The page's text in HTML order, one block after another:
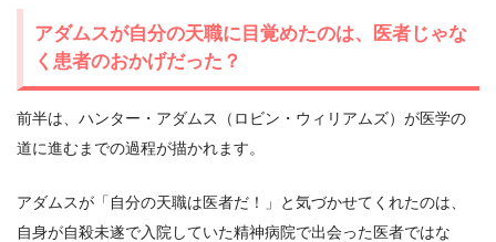
アダムスが自分の天職に目覚めたのは、医者じゃな
く患者のおかげだった？
前半は、ハンター・アダムス（ロビン・ウィリアムズ）が医学の
道に進むまでの過程が描かれます。
アダムスが「自分の天職は医者だ！」と気づかせてくれたのは、
自身が自殺未遂で入院していた精神病院で出会った医者ではな